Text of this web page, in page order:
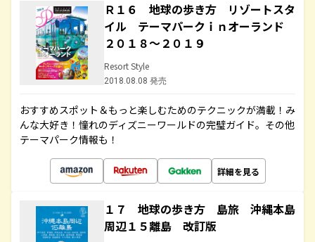
Ｒ１６ 地球の歩き方 リゾートスタ
イル テーマパークｉｎオーランド
２０１８～２０１９
Resort Style
2018.08.08 発売
おすすめスポット＆もっと楽しむためのテクニックが満載！み
んな大好き！憧れのディズニーワールドの完璧ガイド。その他
テーマパーク情報も！
詳細を見る
１７ 地球の歩き方 島旅 沖縄本島
周辺１５離島 改訂版